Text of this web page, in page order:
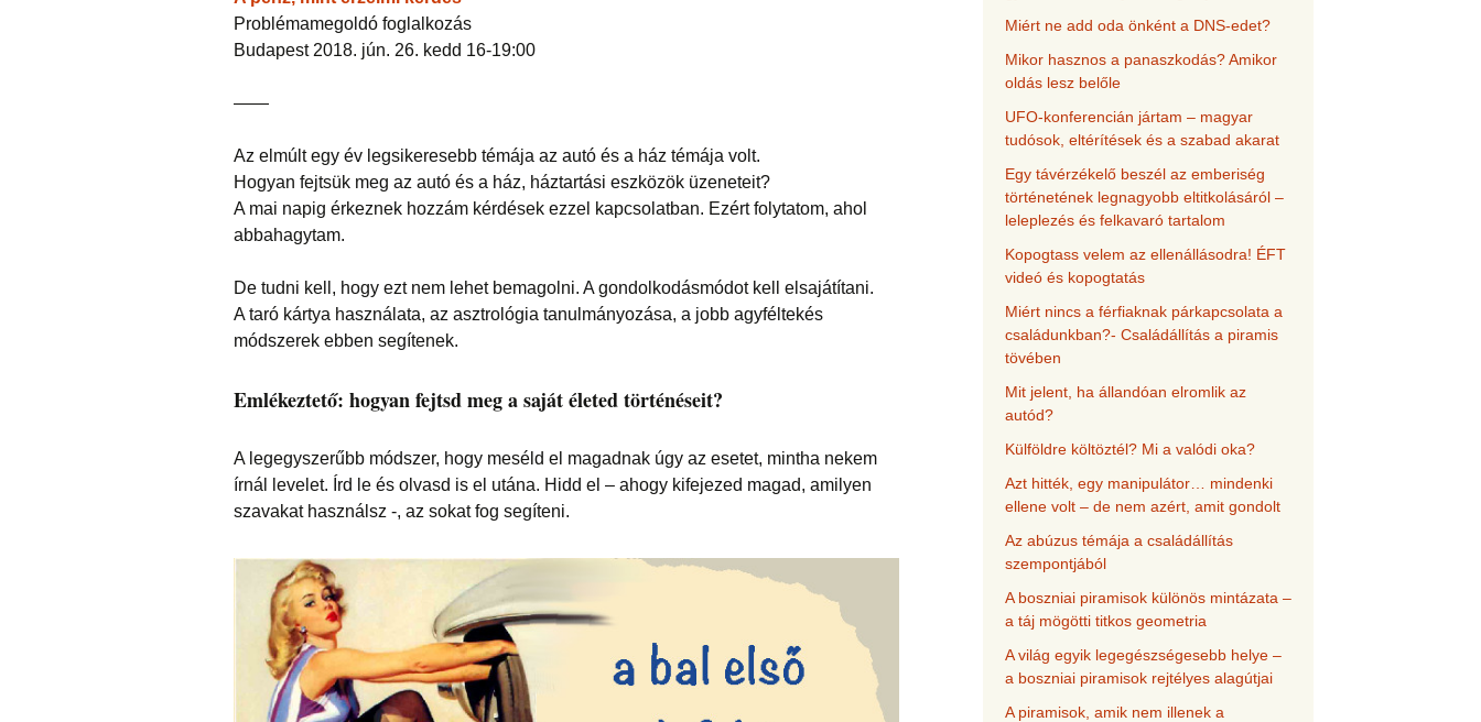
Problémamegoldó foglalkozás
Budapest 2018. jún. 26. kedd 16-19:00
——
Az elmúlt egy év legsikeresebb témája az autó és a ház témája volt.
Hogyan fejtsük meg az autó és a ház, háztartási eszközök üzeneteit?
A mai napig érkeznek hozzám kérdések ezzel kapcsolatban. Ezért folytatom, ahol
abbahagytam.
De tudni kell, hogy ezt nem lehet bemagolni. A gondolkodásmódot kell elsajátítani.
A taró kártya használata, az asztrológia tanulmányozása, a jobb agyféltekés
módszerek ebben segítenek.
Emlékeztető: hogyan fejtsd meg a saját életed történéseit?
A legegyszerűbb módszer, hogy meséld el magadnak úgy az esetet, mintha nekem
írnál levelet. Írd le és olvasd is el utána. Hidd el – ahogy kifejezed magad, amilyen
szavakat használsz -, az sokat fog segíteni.
Miért ne add oda önként a DNS-edet?
Mikor hasznos a panaszkodás? Amikor
oldás lesz belőle
UFO-konferencián jártam – magyar
tudósok, eltérítések és a szabad akarat
Egy távérzékelő beszél az emberiség
történetének legnagyobb eltitkolásáról –
leleplezés és felkavaró tartalom
Kopogtass velem az ellenállásodra! ÉFT
videó és kopogtatás
Miért nincs a férfiaknak párkapcsolata a
családunkban?- Családállítás a piramis
tövében
Mit jelent, ha állandóan elromlik az
autód?
Külföldre költöztél? Mi a valódi oka?
Azt hitték, egy manipulátor… mindenki
ellene volt – de nem azért, amit gondolt
Az abúzus témája a családállítás
szempontjából
A boszniai piramisok különös mintázata –
a táj mögötti titkos geometria
A világ egyik legegészségesebb helye –
a boszniai piramisok rejtélyes alagútjai
A piramisok, amik nem illenek a